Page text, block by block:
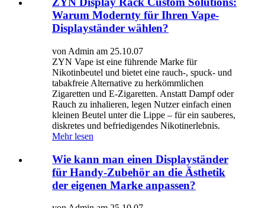
Warum Modernty für Ihren Vape-
Displayständer wählen?
von Admin am 25.10.07
ZYN Vape ist eine führende Marke für
Nikotinbeutel und bietet eine rauch-, spuck- und
tabakfreie Alternative zu herkömmlichen
Zigaretten und E-Zigaretten. Anstatt Dampf oder
Rauch zu inhalieren, legen Nutzer einfach einen
kleinen Beutel unter die Lippe – für ein sauberes,
diskretes und befriedigendes Nikotinerlebnis.
Mehr lesen
Wie kann man einen Displayständer
für Handy-Zubehör an die Ästhetik
der eigenen Marke anpassen?